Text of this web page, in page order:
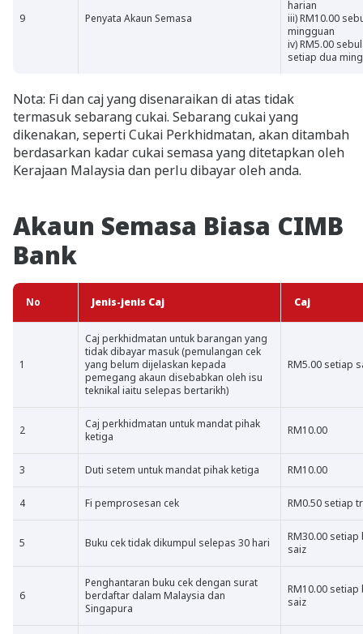
9 Penyata Akaun Semasa
harian
iii) RM10.00
mingguan
iv) RM5.00
setiap dua
Nota: Fi dan caj yang disenaraikan di atas tidak
termasuk sebarang cukai. Sebarang cukai yang
dikenakan, seperti Cukai Perkhidmatan, akan ditambah
berdasarkan kadar cukai semasa yang ditetapkan oleh
Kerajaan Malaysia dan perlu dibayar oleh anda.
Akaun Semasa Biasa CIMB
Bank
No Jenis-jenis Caj Caj
1
Caj perkhidmatan untuk barangan yang
tidak dibayar masuk (pemulangan cek
yang belum dijelaskan kepada
pemegang akaun disebabkan oleh isu
teknikal iaitu selepas bertarikh)
RM5.00 setiap
2
Caj perkhidmatan untuk mandat pihak
ketiga
RM10.00
3 Duti setem untuk mandat pihak ketiga RM10.00
4 Fi pemprosesan cek RM0.50 setiap
5 Buku cek tidak dikumpul selepas 30 hari
RM30.00
saiz
6
Penghantaran buku cek dengan surat
berdaftar dalam Malaysia dan
Singapura
RM10.00
saiz